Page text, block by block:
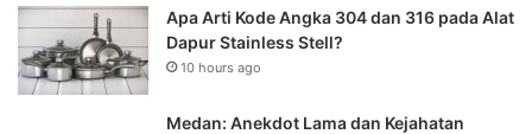
Apa Arti Kode Angka 304 dan 316 pada Alat
Dapur Stainless Stell?
10 hours ago
Medan: Anekdot Lama dan Kejahatan